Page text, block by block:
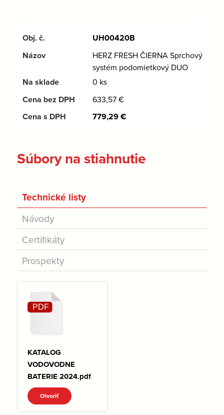
UH00420B
HERZ FRESH ČIERNA Sprchový
systém podomietkový DUO
0 ks
633,57€
779,29€
Súbory na stiahnutie
Technické listy
Návody
Certifikáty
Prospekty
KATALOG
VODOVODNE
BATERIE 2024.pdf
Otvoriť